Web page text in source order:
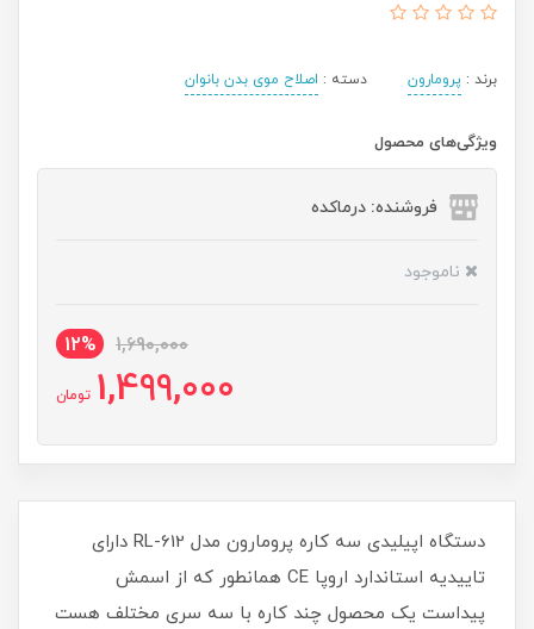
برند : پرومارون دسته : اصلاح موی بدن بانوان
ویژگی‌های محصول
فروشنده: درماکده
ناموجود
1,690,000
12%
1,499,000 تومان
دستگاه اپیلیدی سه کاره پرومارون مدل RL-612 دارای
تاییدیه استاندارد اروپا CE همانطور که از اسمش
پیداست یک محصول چند کاره با سه سری مختلف هست